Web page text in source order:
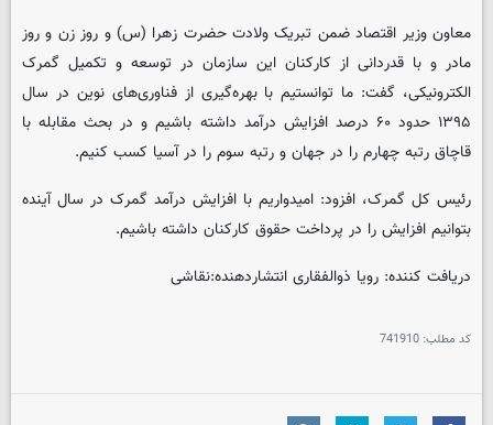
معاون وزیر اقتصاد ضمن تبریک ولادت حضرت زهرا ‌(س) و روز زن و روز
مادر و با قدردانی از کارکنان این سازمان در توسعه و تکمیل گمرک
الکترونیکی، گفت: ما توانستیم با بهره‌گیری از فناوری‌های نوین در سال
۱۳۹۵ حدود ۶۰ درصد افزایش درآمد داشته باشیم و در بحث مقابله با
قاچاق رتبه چهارم را در جهان و رتبه سوم را در آسیا کسب کنیم.
رئیس کل گمرک، افزود: امیدواریم با افزایش درآمد گمرک در سال آینده
بتوانیم افزایش را در پرداخت حقوق کارکنان داشته باشیم.
دریافت کننده: رویا ذوالفقاری انتشاردهنده:نقاشی
کد مطلب: 741910